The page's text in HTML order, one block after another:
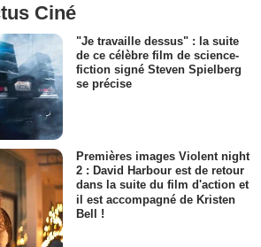
Ciné
"Je travaille dessus" : la suite
de ce célèbre film de science-
fiction signé Steven Spielberg
se précise
Premières images Violent night
2 : David Harbour est de retour
dans la suite du film d'action et
il est accompagné de Kristen
Bell !